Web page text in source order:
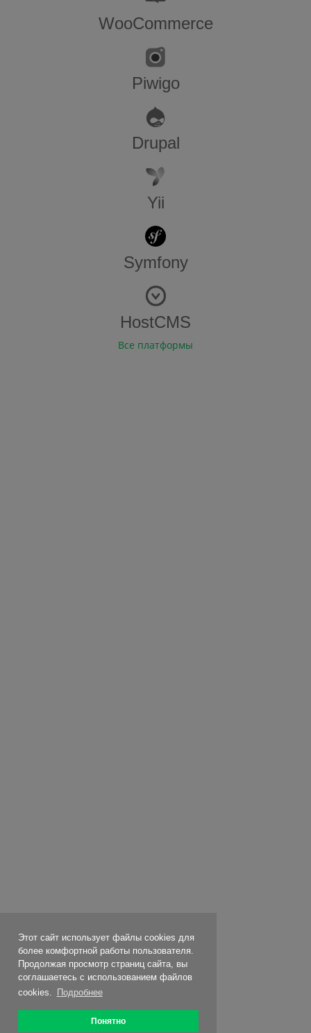
Этот сайт использует файлы cookies для
более комфортной работы пользователя.
Продолжая просмотр страниц сайта, вы
соглашаетесь с использованием файлов
cookies.
Подробнее
Понятно
WooCommerce
Piwigo
Drupal
Yii
Symfony
HostCMS
Все платформы